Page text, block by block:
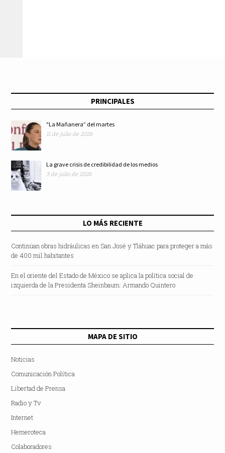
PRINCIPALES
"La Mañanera” del martes
11 de julio de 2026
La grave crisis de credibilidad de los medios
3 de julio de 2026
LO MÁS RECIENTE
Continúan obras hidráulicas en San José y Tláhuac para proteger a más
de 400 mil habitantes
En el oriente del Estado de México se aplica la política social de
izquierda de la Presidenta Sheinbaum: Armando Quintero
MAPA DE SITIO
Noticias
Comunicación Política
Libertad de Prensa
Radio y Tv
Internet
Hemeroteca
Colaboradores